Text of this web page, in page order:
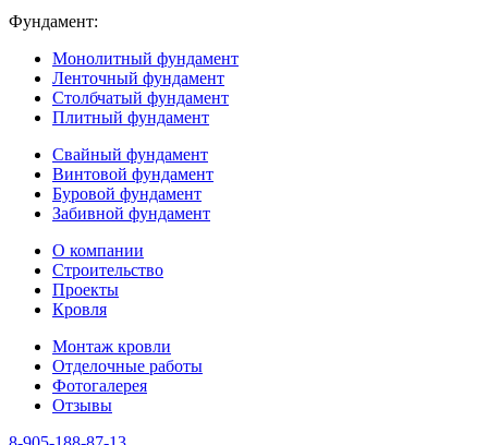
Фундамент:
Монолитный фундамент
Ленточный фундамент
Столбчатый фундамент
Плитный фундамент
Свайный фундамент
Винтовой фундамент
Буровой фундамент
Забивной фундамент
О компании
Строительство
Проекты
Кровля
Монтаж кровли
Отделочные работы
Фотогалерея
Отзывы